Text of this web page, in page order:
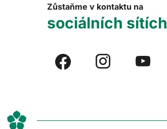
Zůstaňme v kontaktu na
sociálních sítích